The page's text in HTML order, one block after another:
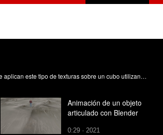
En este objeto de aprendizaje se va a explicar qué son las texturas cúbicas También se va a explicar cómo se aplican este tipo de texturas sobre un cubo utilizando una textura plana Lluch Crespo, J. (2017). TEXTURAR UN CUBO CON BLENDER 3D. https://riunet.upv.es/handle/10251/83882 DER
Animación de un objeto
articulado con Blender
0:29 · 2021